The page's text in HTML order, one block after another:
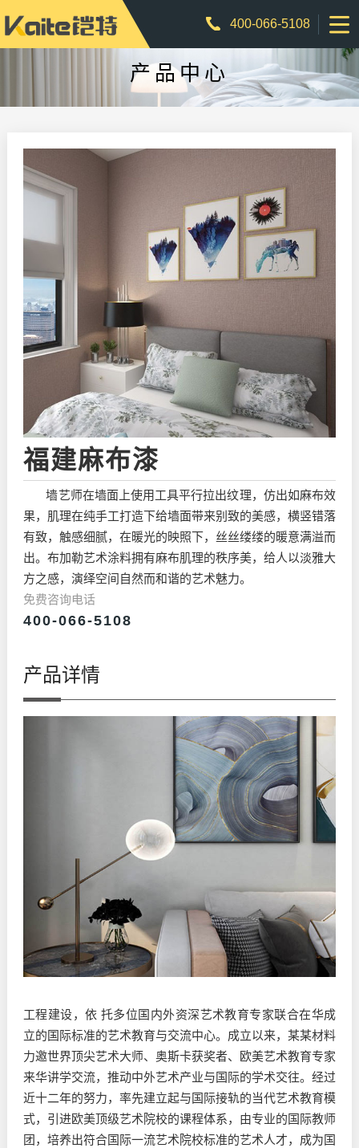
400-066-5108
产品中心
福建麻布漆
墙艺师在墙面上使用工具平行拉出纹理，仿出如麻布效
果，肌理在纯手工打造下给墙面带来别致的美感，横竖错落
有致，触感细腻，在暖光的映照下，丝丝缕缕的暖意满溢而
出。布加勒艺术涂料拥有麻布肌理的秩序美，给人以淡雅大
方之感，演绎空间自然而和谐的艺术魅力。
免费咨询电话
400-066-5108
产品详情
工程建设，依 托多位国内外资深艺术教育专家联合在华成
立的国际标准的艺术教育与交流中心。成立以来，某某材料
力邀世界顶尖艺术大师、奥斯卡获奖者、欧美艺术教育专家
来华讲学交流，推动中外艺术产业与国际的学术交往。经过
近十二年的努力，率先建立起与国际接轨的当代艺术教育模
式，引进欧美顶级艺术院校的课程体系，由专业的国际教师
团，培养出符合国际一流艺术院校标准的艺术人才，成为国